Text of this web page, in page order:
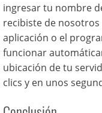
ingresar tu nombre
recibiste de
aplicación o el
funcionar
ubicación de tu
clics y en unos